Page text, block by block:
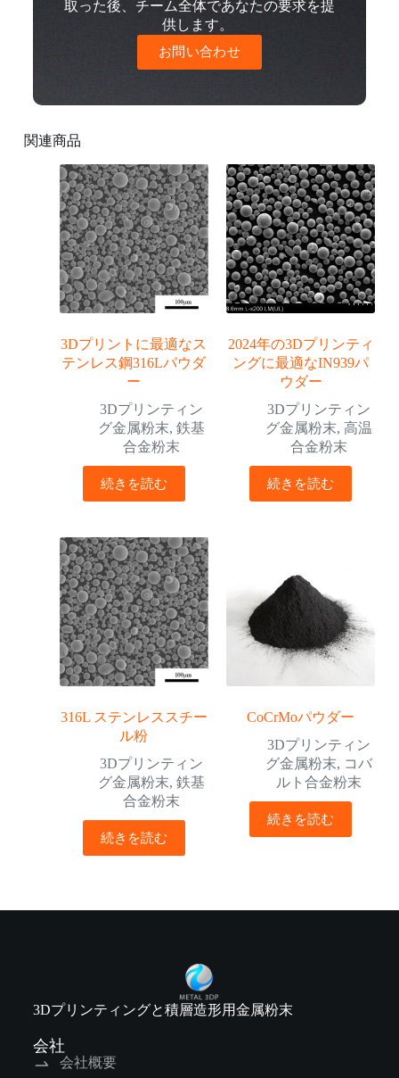
取った後、チーム全体であなたの要求を提
供します。
お問い合わせ
関連商品
3Dプリントに最適なス
テンレス鋼316Lパウダ
ー
3Dプリンティン
グ金属粉末,鉄基
合金粉末
続きを読む
2024年の3Dプリンティ
ングに最適なIN939パ
ウダー
3Dプリンティン
グ金属粉末, 高温
合金粉末
続きを読む
316L ステンレススチー
ル粉
3Dプリンティン
グ金属粉末,鉄基
合金粉末
続きを読む
CoCrMoパウダー
3Dプリンティン
グ金属粉末, コバ
ルト合金粉末
続きを読む
3Dプリンティングと積層造形用金属粉末
会社
会社概要